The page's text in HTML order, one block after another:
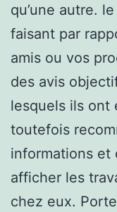
qu’une autre.
faisant par
amis ou vos
des avis
lesquels ils ont
toutefois
informations et
afficher les
chez eux.